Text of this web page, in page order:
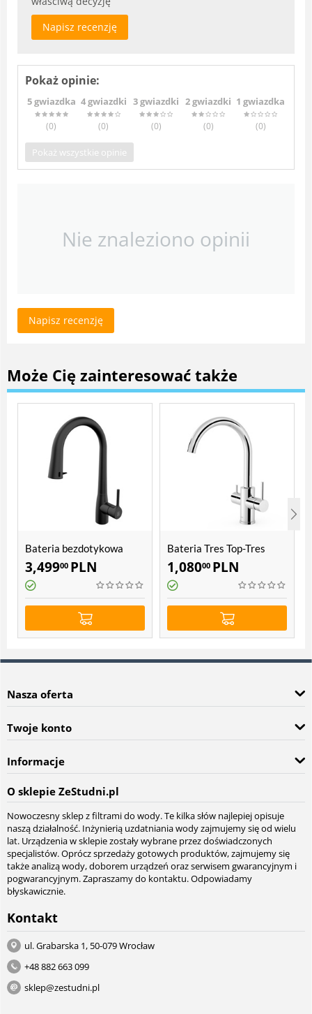
Napisz recenzję
Pokaż opinie:
5 gwiazdka
(0)
4 gwiazdki
(0)
3 gwiazdki
(0)
2 gwiazdki
(0)
1 gwiazdka
(0)
Pokaż wszystkie opinie
Nie znaleziono opinii
Napisz recenzję
Może Cię zainteresować także
Bateria bezdotykowa
Freak Filter
3,49900 PLN
Bateria Tres Top-Tres
23045302
1,08000 PLN
Nasza oferta
Twoje konto
Informacje
O sklepie ZeStudni.pl
Nowoczesny sklep z filtrami do wody. Te kilka słów najlepiej opisuje
naszą działalność. Inżynierią uzdatniania wody zajmujemy się od wielu
lat. Urządzenia w sklepie zostały wybrane przez doświadczonych
specjalistów. Oprócz sprzedaży gotowych produktów, zajmujemy się
także analizą wody, doborem urządzeń oraz serwisem gwarancyjnym i
pogwarancyjnym. Zapraszamy do kontaktu. Odpowiadamy
błyskawicznie.
Kontakt
ul. Grabarska 1, 50-079 Wrocław
+48 882 663 099
sklep@zestudni.pl